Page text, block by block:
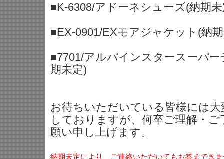
■K-6308/アドーネシューズ(納期
■EX-0901/EXモアジャケット(納
■7701/アルパインスタースーパ
期未定)
お待ちいただいている皆様には
しておりますが、何卒ご理解・
願い申し上げます。
納期未定により、ご連絡いただいてもお答えでき